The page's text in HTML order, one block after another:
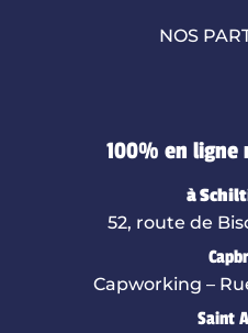
NOS
100% en ligne
à
52, route de
Capworking –
Saint